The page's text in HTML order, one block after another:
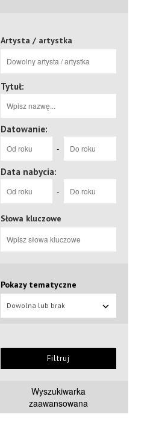
Artysta / artystka
Tytuł:
Datowanie:
-
Data nabycia:
-
Słowa kluczowe
Pokazy tematyczne
Dowolna lub brak
Filtruj
Wyszukiwarka
zaawansowana